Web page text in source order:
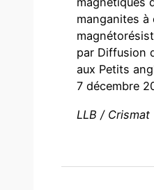
manganites à
par Diffusion
aux Petits
7 décembre
LLB / Crismat